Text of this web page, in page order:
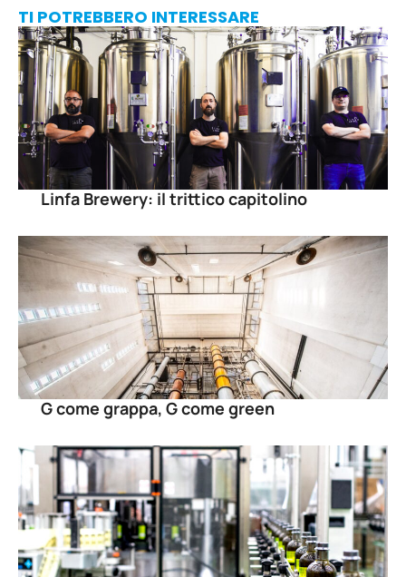
TI POTREBBERO INTERESSARE
Linfa Brewery: il trittico capitolino
G come grappa, G come green